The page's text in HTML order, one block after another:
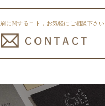
に関するコト，お気軽にご相談下さい